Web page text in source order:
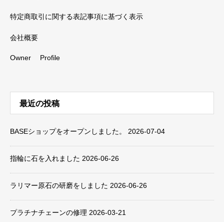
特定商取引に関する表記事項に基づく表示
会社概要
Owner Profile
最近の投稿
BASEショップをオープンしました。 2026-07-04
指輪に石を入れました 2026-06-26
ラリマー原石の研磨をしました 2026-06-26
プラチナチェーンの修理 2026-03-21